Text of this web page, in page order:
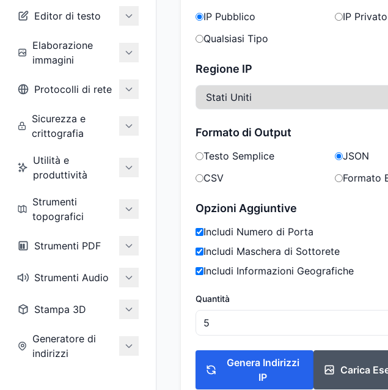
Editor di testo
Elaborazione
immagini
Protocolli di rete
Sicurezza e
crittografia
Utilità e
produttività
Strumenti
topografici
Strumenti PDF
Strumenti Audio
Stampa 3D
Generatore di
indirizzi
IP Pubblico
IP Privato
Qualsiasi Tipo
Regione IP
Formato di Output
Testo Semplice
JSON
CSV
Formato
Opzioni Aggiuntive
Includi Numero di Porta
Includi Maschera di Sottorete
Includi Informazioni Geografiche
Quantità
Genera Indirizzi
IP
Carica